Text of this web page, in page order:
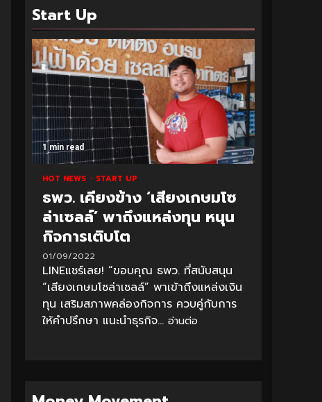
Start Up
1 min read
HOT NEWS START UP
ธพว. เคียงข้าง ‘เสียงเกษมโซ
ล่าเซลล์’ พาถึงแหล่งทุน หนุน
กิจการเติบโต
01/09/2022
LINEแชร์เลย! “ขอบคุณ ธพว. ที่สนับสนุน
“เสียงเกษมโซล่าเซลล์” พาเข้าถึงแหล่งเงิน
ทุน เสริมสภาพคล่องกิจการ ควบคู่กับการ
ให้คำปรึกษา แนะนำธุรกิจ... อ่านต่อ